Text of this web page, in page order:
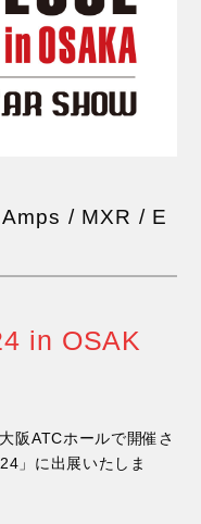
/ MXR / E
in OSAK
阪ATCホールで開催さ
」に出展いたしま